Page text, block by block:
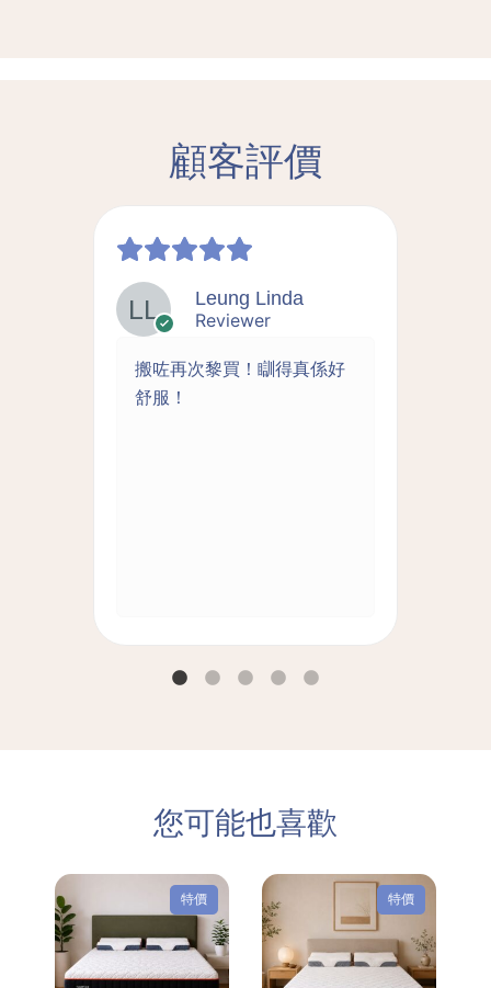
顧客評價
Leung Linda
Reviewer
搬咗再次黎買！瞓得真係好
舒服！
您可能也喜歡
特價 特價